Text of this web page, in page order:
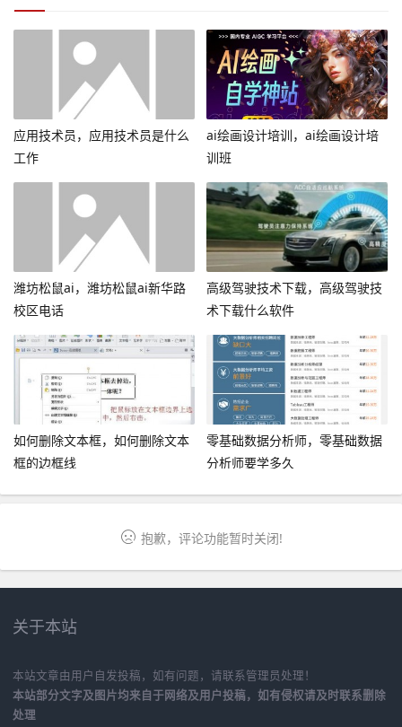
应用技术员，应用技术员是什么
工作
ai绘画设计培训，ai绘画设计培
训班
潍坊松鼠ai，潍坊松鼠ai新华路
校区电话
高级驾驶技术下载，高级驾驶技
术下载什么软件
如何删除文本框，如何删除文本
框的边框线
零基础数据分析师，零基础数据
分析师要学多久
抱歉，评论功能暂时关闭!
关于本站
本站文章由用户自发投稿，如有问题，请联系管理员处理！
本站部分文字及图片均来自于网络及用户投稿，如有侵权请及时联系删除
处理